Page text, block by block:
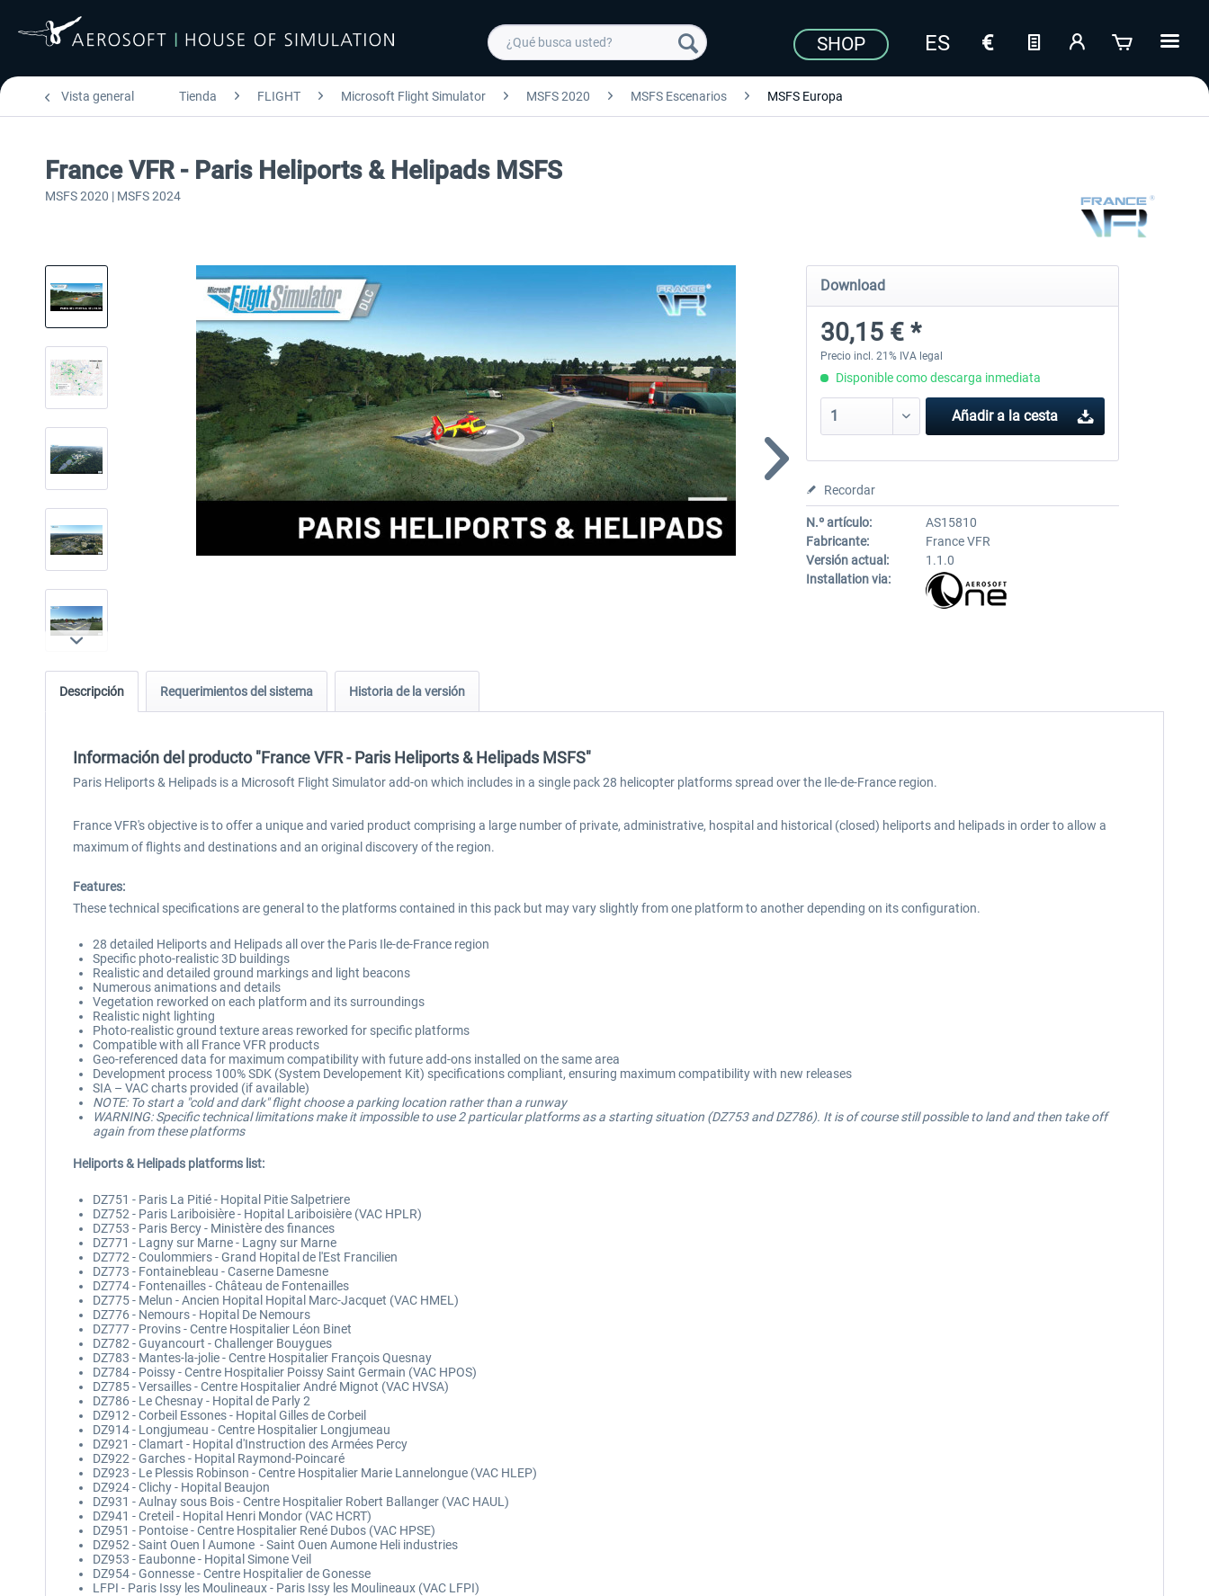
SHOP
Vista general Tienda FLIGHT Microsoft Flight Simulator MSFS 2020 MSFS Escenarios MSFS Europa
France VFR - Paris Heliports & Helipads MSFS
MSFS 2020 | MSFS 2024
Download
30,15 € *
Precio incl. 21% IVA legal
Disponible como descarga inmediata
Añadir a la cesta
Recordar
N.º artículo:
AS15810
Fabricante:
France VFR
Versión actual:
1.1.0
Installation via:
Descripción Requerimientos del sistema Historia de la versión
Información del producto "France VFR - Paris Heliports & Helipads MSFS"
Paris Heliports & Helipads is a Microsoft Flight Simulator add-on which includes in a single pack 28 helicopter platforms spread over the Ile-de-France region.
France VFR's objective is to offer a unique and varied product comprising a large number of private, administrative, hospital and historical (closed) heliports and helipads in order to allow a
maximum of flights and destinations and an original discovery of the region.
Features:
These technical specifications are general to the platforms contained in this pack but may vary slightly from one platform to another depending on its configuration.
28 detailed Heliports and Helipads all over the Paris Ile-de-France region
Specific photo-realistic 3D buildings
Realistic and detailed ground markings and light beacons
Numerous animations and details
Vegetation reworked on each platform and its surroundings
Realistic night lighting
Photo-realistic ground texture areas reworked for specific platforms
Compatible with all France VFR products
Geo-referenced data for maximum compatibility with future add-ons installed on the same area
Development process 100% SDK (System Developement Kit) specifications compliant, ensuring maximum compatibility with new releases
SIA – VAC charts provided (if available)
NOTE: To start a "cold and dark" flight choose a parking location rather than a runway
WARNING: Specific technical limitations make it impossible to use 2 particular platforms as a starting situation (DZ753 and DZ786). It is of course still possible to land and then take off
again from these platforms
Heliports & Helipads platforms list:
DZ751 - Paris La Pitié - Hopital Pitie Salpetriere
DZ752 - Paris Lariboisière - Hopital Lariboisière (VAC HPLR)
DZ753 - Paris Bercy - Ministère des finances
DZ771 - Lagny sur Marne - Lagny sur Marne
DZ772 - Coulommiers - Grand Hopital de l'Est Francilien
DZ773 - Fontainebleau - Caserne Damesne
DZ774 - Fontenailles - Château de Fontenailles
DZ775 - Melun - Ancien Hopital Hopital Marc-Jacquet (VAC HMEL)
DZ776 - Nemours - Hopital De Nemours
DZ777 - Provins - Centre Hospitalier Léon Binet
DZ782 - Guyancourt - Challenger Bouygues
DZ783 - Mantes-la-jolie - Centre Hospitalier François Quesnay
DZ784 - Poissy - Centre Hospitalier Poissy Saint Germain (VAC HPOS)
DZ785 - Versailles - Centre Hospitalier André Mignot (VAC HVSA)
DZ786 - Le Chesnay - Hopital de Parly 2
DZ912 - Corbeil Essones - Hopital Gilles de Corbeil
DZ914 - Longjumeau - Centre Hospitalier Longjumeau
DZ921 - Clamart - Hopital d'Instruction des Armées Percy
DZ922 - Garches - Hopital Raymond-Poincaré
DZ923 - Le Plessis Robinson - Centre Hospitalier Marie Lannelongue (VAC HLEP)
DZ924 - Clichy - Hopital Beaujon
DZ931 - Aulnay sous Bois - Centre Hospitalier Robert Ballanger (VAC HAUL)
DZ941 - Creteil - Hopital Henri Mondor (VAC HCRT)
DZ951 - Pontoise - Centre Hospitalier René Dubos (VAC HPSE)
DZ952 - Saint Ouen l Aumone - Saint Ouen Aumone Heli industries
DZ953 - Eaubonne - Hopital Simone Veil
DZ954 - Gonnesse - Centre Hospitalier de Gonesse
LFPI - Paris Issy les Moulineaux - Paris Issy les Moulineaux (VAC LFPI)